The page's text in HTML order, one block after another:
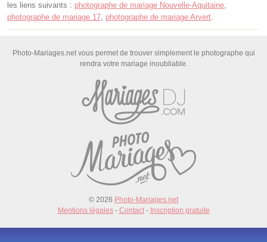
les liens suivants : photographe de mariage Nouvelle-Aquitaine,
photographe de mariage 17, photographe de mariage Arvert.
Photo-Mariages.net vous permet de trouver simplement le photographe qui
rendra votre mariage inoubliable.
© 2026 Photo-Mariages.net
Mentions légales- Contact- Inscription gratuite